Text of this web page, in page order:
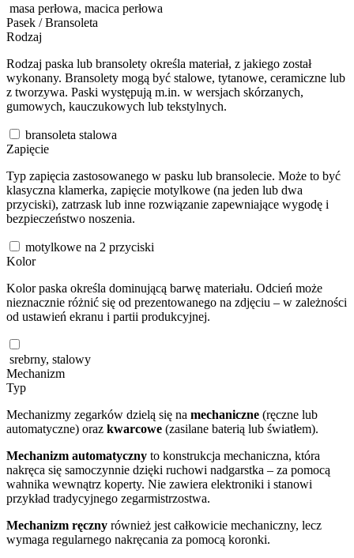
masa perłowa, macica perłowa
Pasek / Bransoleta
Rodzaj
Rodzaj paska lub bransolety określa materiał, z jakiego został
wykonany. Bransolety mogą być stalowe, tytanowe, ceramiczne lub
z tworzywa. Paski występują m.in. w wersjach skórzanych,
gumowych, kauczukowych lub tekstylnych.
bransoleta stalowa
Zapięcie
Typ zapięcia zastosowanego w pasku lub bransolecie. Może to być
klasyczna klamerka, zapięcie motylkowe (na jeden lub dwa
przyciski), zatrzask lub inne rozwiązanie zapewniające wygodę i
bezpieczeństwo noszenia.
motylkowe na 2 przyciski
Kolor
Kolor paska określa dominującą barwę materiału. Odcień może
nieznacznie różnić się od prezentowanego na zdjęciu – w zależności
od ustawień ekranu i partii produkcyjnej.
srebrny, stalowy
Mechanizm
Typ
Mechanizmy zegarków dzielą się na mechaniczne (ręczne lub
automatyczne) oraz kwarcowe (zasilane baterią lub światłem).
Mechanizm automatyczny to konstrukcja mechaniczna, która
nakręca się samoczynnie dzięki ruchowi nadgarstka – za pomocą
wahnika wewnątrz koperty. Nie zawiera elektroniki i stanowi
przykład tradycyjnego zegarmistrzostwa.
Mechanizm ręczny również jest całkowicie mechaniczny, lecz
wymaga regularnego nakręcania za pomocą koronki.